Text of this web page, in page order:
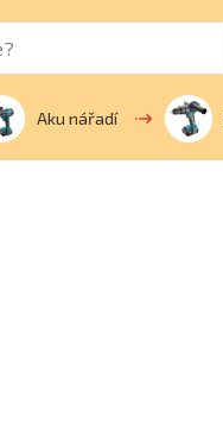
Aku nářadí